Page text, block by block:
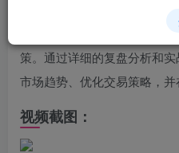
盖市场分析、品种选择、资
帮助学员掌握如何在复杂多
策。通过详细的复盘分析和
市场趋势、优化交易策略，并
视频截图：